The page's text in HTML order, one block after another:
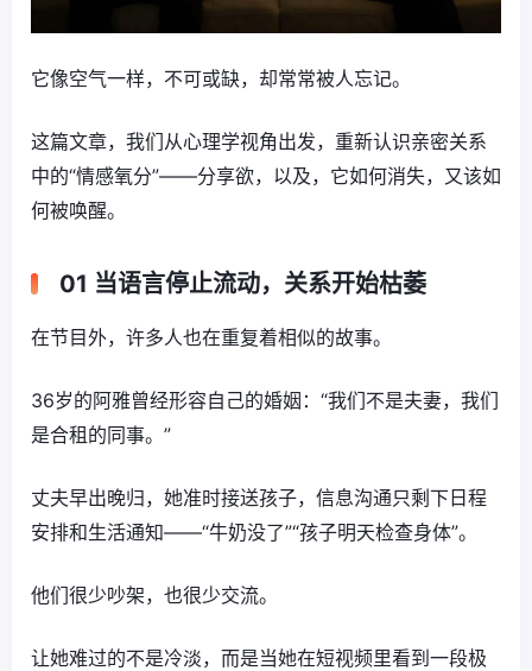
它像空气一样，不可或缺，却常常被人忘记。
这篇文章，我们从心理学视角出发，重新认识亲密关系
中的“情感氧分”——分享欲，以及，它如何消失，又该如
何被唤醒。
01 当语言停止流动，关系开始枯萎
在节目外，许多人也在重复着相似的故事。
36岁的阿雅曾经形容自己的婚姻：“我们不是夫妻，我们
是合租的同事。”
丈夫早出晚归，她准时接送孩子，信息沟通只剩下日程
安排和生活通知——“牛奶没了”“孩子明天检查身体”。
他们很少吵架，也很少交流。
让她难过的不是冷淡，而是当她在短视频里看到一段极